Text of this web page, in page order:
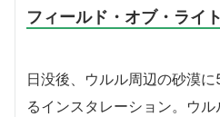
フィールド・オブ・ライ
日没後、ウルル周辺の砂漠
るインスタレーション。ウ